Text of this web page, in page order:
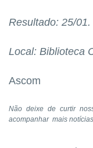
Resultado: 25/01.
Local: Biblioteca
Ascom
Não deixe de curtir
acompanhar mais